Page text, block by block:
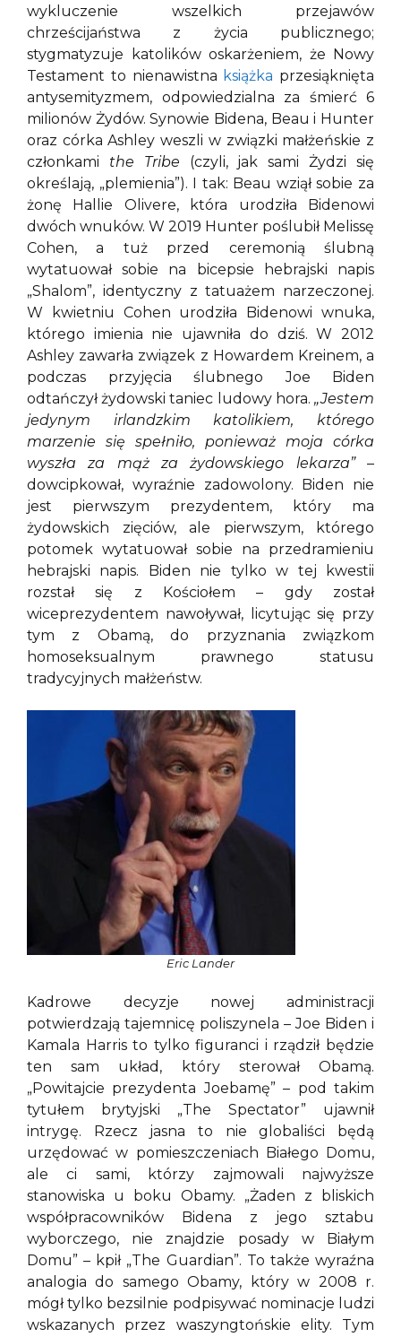
wykluczenie wszelkich przejawów
chrześcijaństwa z życia publicznego;
stygmatyzuje katolików oskarżeniem, że Nowy
Testament to nienawistna książka przesiąknięta
antysemityzmem, odpowiedzialna za śmierć 6
milionów Żydów. Synowie Bidena, Beau i Hunter
oraz córka Ashley weszli w związki małżeńskie z
członkami the Tribe (czyli, jak sami Żydzi się
określają, „plemienia”). I tak: Beau wziął sobie za
żonę Hallie Olivere, która urodziła Bidenowi
dwóch wnuków. W 2019 Hunter poślubił Melissę
Cohen, a tuż przed ceremonią ślubną
wytatuował sobie na bicepsie hebrajski napis
„Shalom”, identyczny z tatuażem narzeczonej.
W kwietniu Cohen urodziła Bidenowi wnuka,
którego imienia nie ujawniła do dziś. W 2012
Ashley zawarła związek z Howardem Kreinem, a
podczas przyjęcia ślubnego Joe Biden
odtańczył żydowski taniec ludowy hora. „Jestem
jedynym irlandzkim katolikiem, którego
marzenie się spełniło, ponieważ moja córka
wyszła za mąż za żydowskiego lekarza”–
dowcipkował, wyraźnie zadowolony. Biden nie
jest pierwszym prezydentem, który ma
żydowskich zięciów, ale pierwszym, którego
potomek wytatuował sobie na przedramieniu
hebrajski napis. Biden nie tylko w tej kwestii
rozstał się z Kościołem – gdy został
wiceprezydentem nawoływał, licytując się przy
tym z Obamą, do przyznania związkom
homoseksualnym prawnego statusu
tradycyjnych małżeństw.
Eric Lander
Kadrowe decyzje nowej administracji
potwierdzają tajemnicę poliszynela – Joe Biden i
Kamala Harris to tylko figuranci i rządził będzie
ten sam układ, który sterował Obamą.
„Powitajcie prezydenta Joebamę” – pod takim
tytułem brytyjski „The Spectator” ujawnił
intrygę. Rzecz jasna to nie globaliści będą
urzędować w pomieszczeniach Białego Domu,
ale ci sami, którzy zajmowali najwyższe
stanowiska u boku Obamy. „Żaden z bliskich
współpracowników Bidena z jego sztabu
wyborczego, nie znajdzie posady w Białym
Domu” – kpił „The Guardian”. To także wyraźna
analogia do samego Obamy, który w 2008 r.
mógł tylko bezsilnie podpisywać nominacje ludzi
wskazanych przez waszyngtońskie elity. Tym